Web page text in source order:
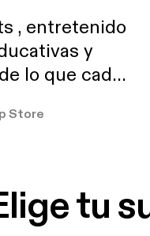
, entretenido
y
lo que cada
horas
Store
tu